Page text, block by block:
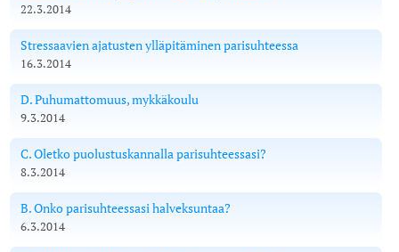
22.3.2014
Stressaavien ajatusten ylläpitäminen parisuhteessa
16.3.2014
D. Puhumattomuus, mykkäkoulu
9.3.2014
C. Oletko puolustuskannalla parisuhteessasi?
8.3.2014
B. Onko parisuhteessasi halveksuntaa?
6.3.2014